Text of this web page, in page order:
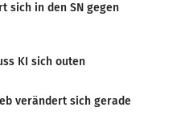
sich in den SN gegen
KI sich outen
verändert sich gerade